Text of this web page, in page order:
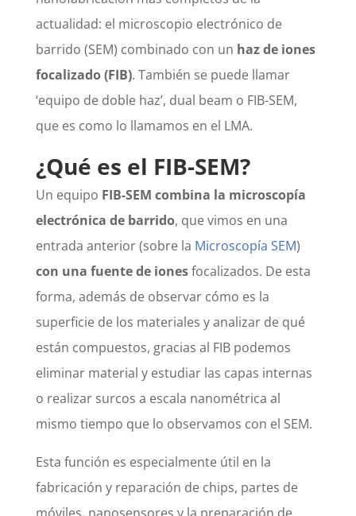
actualidad: el microscopio electrónico de
barrido (SEM) combinado con un haz de iones
focalizado (FIB). También se puede llamar
‘equipo de doble haz’, dual beam o FIB-SEM,
que es como lo llamamos en el LMA.
¿Qué es el FIB-SEM?
Un equipo FIB-SEM combina la microscopía
electrónica de barrido, que vimos en una
entrada anterior (sobre la Microscopía SEM)
con una fuente de ionesfocalizados. De esta
forma, además de observar cómo es la
superficie de los materiales y analizar de qué
están compuestos, gracias al FIB podemos
eliminar material y estudiar las capas internas
o realizar surcos a escala nanométrica al
mismo tiempo que lo observamos con el SEM.
Esta función es especialmente útil en la
fabricación y reparación de chips, partes de